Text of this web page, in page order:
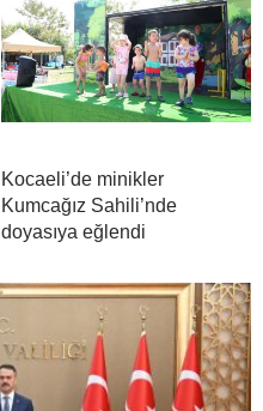
Kocaeli’de minikler
Kumcağız Sahili’nde
doyasıya eğlendi